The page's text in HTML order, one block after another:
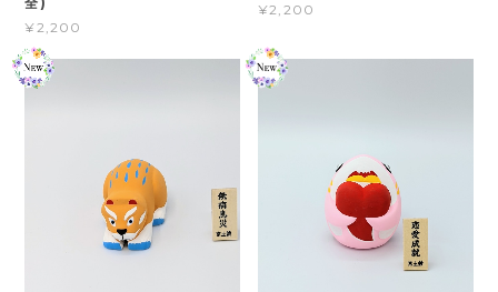
¥2,200
¥2,200